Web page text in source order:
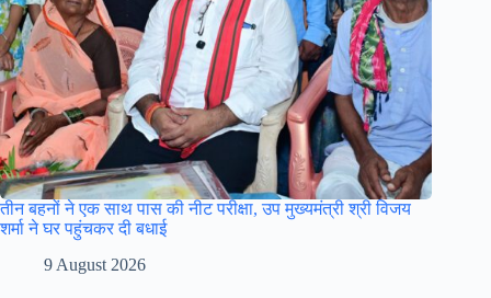
तीन बहनों ने एक साथ पास की नीट परीक्षा, उप मुख्यमंत्री श्री विजय
शर्मा ने घर पहुंचकर दी बधाई
9 August 2026